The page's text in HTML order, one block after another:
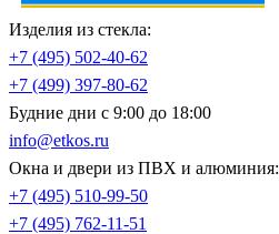
Изделия из стекла:
+7 (495) 502-40-62
+7 (499) 397-80-62
Будние дни с 9:00 до 18:00
info@etkos.ru
Окна и двери из ПВХ и алюминия:
+7 (495) 510-99-50
+7 (495) 762-11-51